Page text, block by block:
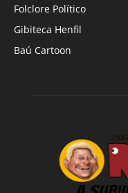
Folclore Político
Gibiteca Henfil
Baú Cartoon